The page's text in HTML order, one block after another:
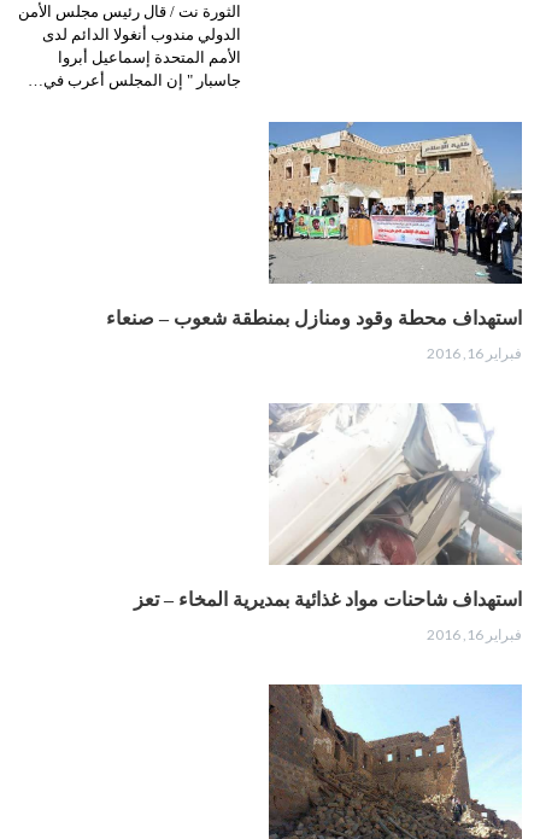
الثورة نت / قال رئيس مجلس الأمن
الدولي مندوب أنغولا الدائم لدى
الأمم المتحدة إسماعيل أبروا
جاسبار " إن المجلس أعرب في…
استهداف محطة وقود ومنازل بمنطقة شعوب – صنعاء
فبراير 16, 2016
استهداف شاحنات مواد غذائية بمديرية المخاء – تعز
فبراير 16, 2016